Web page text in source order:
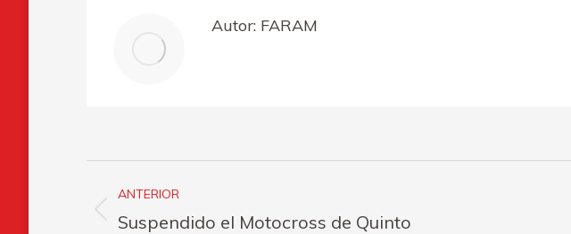
Autor: FARAM
entre
ANTERIOR
Publicación
Suspendido el Motocross de Quinto